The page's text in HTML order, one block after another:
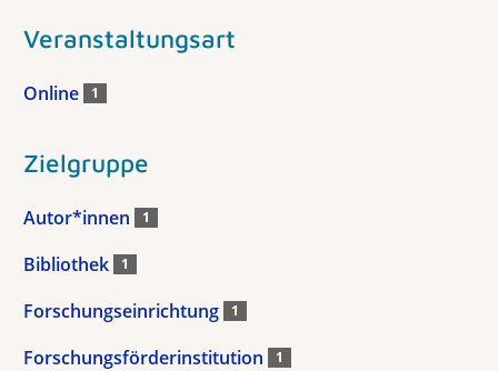
Veranstaltungsart
Online 1
Zielgruppe
Autor*innen 1
Bibliothek 1
Forschungseinrichtung 1
Forschungsförderinstitution 1